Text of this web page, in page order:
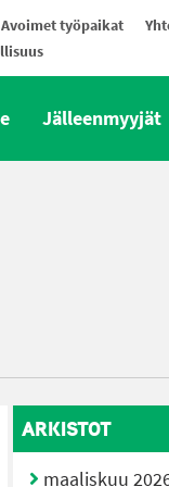
Avoimet työpaikat
Jälleenmyyjät
ARKISTOT
maaliskuu